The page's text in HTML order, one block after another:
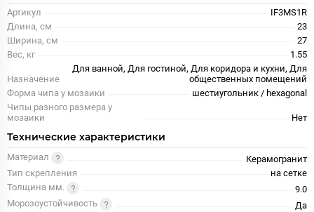
Артикул
IF3MS1R
Длина, см
23
Ширина, см
27
Вес, кг
1.55
Назначение
Для ванной, Для гостиной, Для коридора и кухни, Для
общественных помещений
Форма чипа у мозаики
шестиугольник / hexagonal
Чипы разного размера у
мозаики
Нет
Технические характеристики
Материал
Керамогранит
Тип скрепления
на сетке
Толщина мм.
9.0
Морозоустойчивость
Да